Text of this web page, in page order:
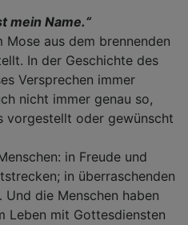
mein Name.“
aus dem brennenden
In der Geschichte des
Versprechen immer
nicht immer genau so,
vorgestellt oder gewünscht
in Freude und
in überraschenden
die Menschen haben
Leben mit Gottesdiensten